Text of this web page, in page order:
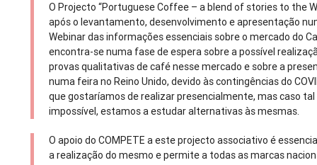
O Projecto “Portuguese Coffee – a blend of stories to the
após o levantamento, desenvolvimento e apresentação
Webinar das informações essenciais sobre o mercado do
encontra-se numa fase de espera sobre a possível
provas qualitativas de café nesse mercado e sobre a
numa feira no Reino Unido, devido às contingências do
que gostaríamos de realizar presencialmente, mas caso tal
impossível, estamos a estudar alternativas às mesmas.
O apoio do COMPETE a este projecto associativo é
a realização do mesmo e permite a todas as marcas